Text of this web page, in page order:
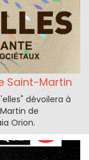
Saint-Martin
dévoilera à
de
Orion.